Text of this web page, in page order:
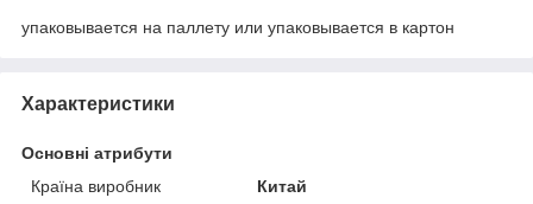
упаковывается на паллету или упаковывается в картон
Характеристики
Основні атрибути
Країна виробник
Китай